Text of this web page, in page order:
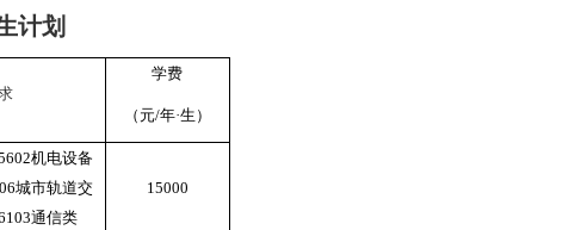
计划
学费
（元/年·生）
机电设备
城市轨道交
通信类
15000